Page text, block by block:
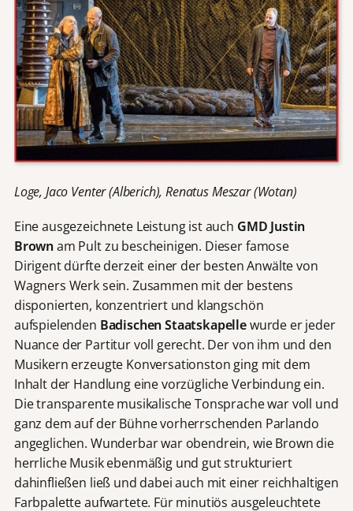
Loge, Jaco Venter (Alberich), Renatus Meszar (Wotan)
Eine ausgezeichnete Leistung ist auch GMD Justin
Brownam Pult zu bescheinigen. Dieser famose
Dirigent dürfte derzeit einer der besten Anwälte von
Wagners Werk sein. Zusammen mit der bestens
disponierten, konzentriert und klangschön
aufspielenden Badischen Staatskapellewurde er jeder
Nuance der Partitur voll gerecht. Der von ihm und den
Musikern erzeugte Konversationston ging mit dem
Inhalt der Handlung eine vorzügliche Verbindung ein.
Die transparente musikalische Tonsprache war voll und
ganz dem auf der Bühne vorherrschenden Parlando
angeglichen. Wunderbar war obendrein, wie Brown die
herrliche Musik ebenmäßig und gut strukturiert
dahinfließen ließ und dabei auch mit einer reichhaltigen
Farbpalette aufwartete. Für minutiös ausgeleuchtete